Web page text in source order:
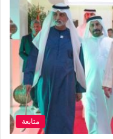
متابعة